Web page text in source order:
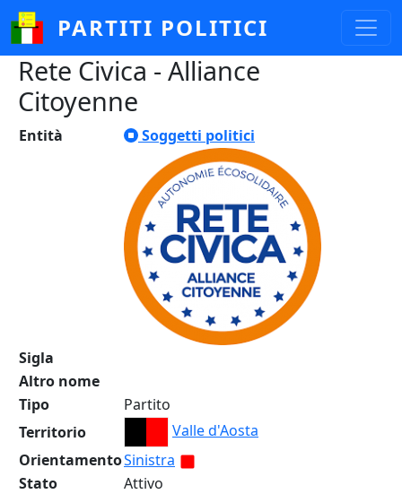
Salta al contenuto principale
PARTITI POLITICI
Rete Civica - Alliance
Citoyenne
Entità Soggetti politici
Sigla
Altro nome
Tipo
Partito
Territorio
Valle d'Aosta
OrientamentoSinistra
Stato
Attivo